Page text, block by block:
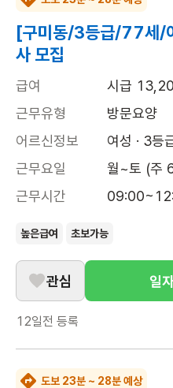
[구미동/3등급/77세/
사 모집
급여
시급
근무유형
방문요양
어르신정보
여성 · 3등
근무요일
월~토 (주
근무시간
높은급여 초보가능
관심 일
12일전 등록
도보 23분 ~ 28분 예상